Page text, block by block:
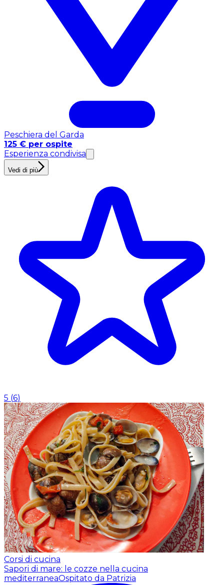
Peschiera del Garda
125 € per ospite
Esperienza condivisa
Vedi di più
5 (6)
Corsi di cucina
Sapori di mare: le cozze nella cucina
mediterraneaOspitato da Patrizia